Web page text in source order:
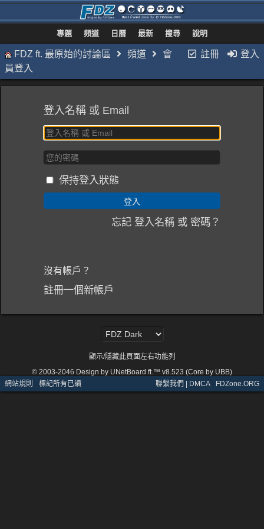
專題 頻道 日曆 最新 搜尋 說明
註冊 登入
FDZ ft. 最原始的討論區 頻道
會
員登入
登入名稱 或 Email
保持登入狀態
忘記 登入名稱 或 密碼？
沒有帳戶？
註冊一個新帳戶
顯示/隱藏此頁面左右功能列
© 2003-2046 Design by UNetBoard ft.™ v8.523 (Core by UBB)
網站規則 · 標記所有已讀 聯繫我們 | DMCA· FDZone.ORG